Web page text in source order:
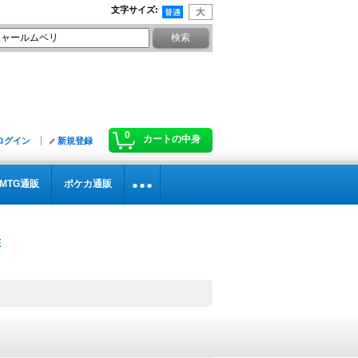
文字サイズ:
0 カートの中身
グイン 新規登録
MTG通販 ポケカ通販